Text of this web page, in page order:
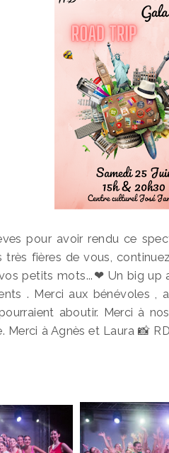
pour avoir rendu ce
fières de vous,
petits mots...❤ Un big up
. Merci aux bénévoles ,
aboutir. Merci à
Merci à Agnès et Laura 📸